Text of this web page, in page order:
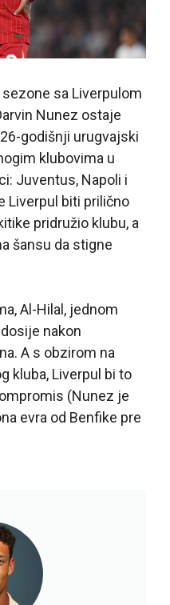
sa Liverpulom
Nunez ostaje
godišnji urugvajski
klubovima u
Juventus, Napoli i
Liverpul biti prilično
pridružio klubu, a
šansu da stigne
Al-Hilal, jednom
nakon
A s obzirom na
kluba, Liverpul bi to
(Nunez je
evra od Benfike pre